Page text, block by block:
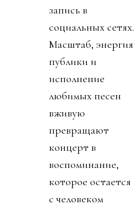
запись в
социальных сетях.
Масштаб, энергия
публики и
исполнение
любимых песен
вживую
превращают
концерт в
воспоминание,
которое остается
с человеком